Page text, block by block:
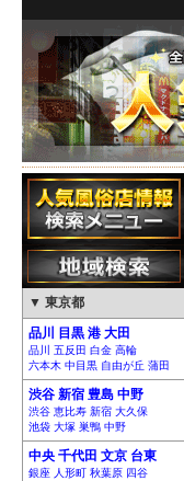
▼ 東京都
品川 目黒 港 大田
品川 五反田 白金 高輪
六本木 中目黒 自由が丘 蒲田
渋谷 新宿 豊島 中野
渋谷 恵比寿 新宿 大久保
池袋 大塚 巣鴨 中野
中央 千代田 文京 台東
銀座 人形町 秋葉原 四谷